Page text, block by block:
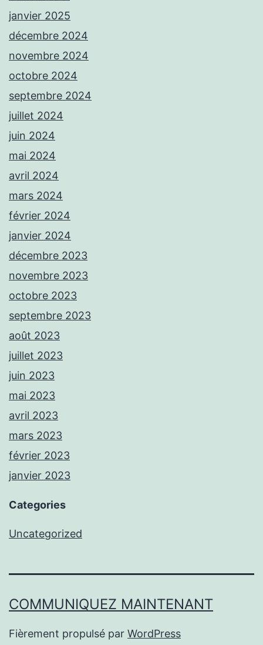
janvier 2025
décembre 2024
novembre 2024
octobre 2024
septembre 2024
juillet 2024
juin 2024
mai 2024
avril 2024
mars 2024
février 2024
janvier 2024
décembre 2023
novembre 2023
octobre 2023
septembre 2023
août 2023
juillet 2023
juin 2023
mai 2023
avril 2023
mars 2023
février 2023
janvier 2023
Categories
Uncategorized
COMMUNIQUEZ MAINTENANT
Fièrement propulsé par WordPress